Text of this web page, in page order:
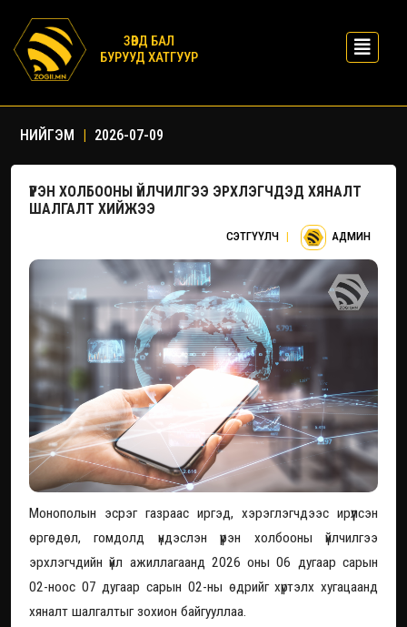
ЗӨВД БАЛ
БУРУУД ХАТГУУР
НИЙГЭМ | 2026-07-09
ҮҮРЭН ХОЛБООНЫ ҮЙЛЧИЛГЭЭ ЭРХЛЭГЧДЭД ХЯНАЛТ
ШАЛГАЛТ ХИЙЖЭЭ
СЭТГҮҮЛЧ | АДМИН
Монополын эсрэг газраас иргэд, хэрэглэгчдээс ирүүлсэн
өргөдөл, гомдолд үндэслэн үүрэн холбооны үйлчилгээ
эрхлэгчдийн үйл ажиллагаанд 2026 оны 06 дугаар сарын
02-ноос 07 дугаар сарын 02-ны өдрийг хүртэлх хугацаанд
хяналт шалгалтыг зохион байгууллаа.